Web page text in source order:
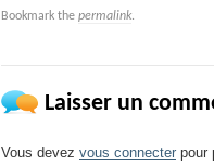
Bookmark the permalink.
Laisser un
Vous devez vous connecter pour